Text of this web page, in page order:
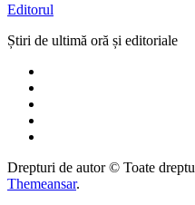
Editorul
Știri de ultimă oră și editoriale
Drepturi de autor © Toate
Themeansar.